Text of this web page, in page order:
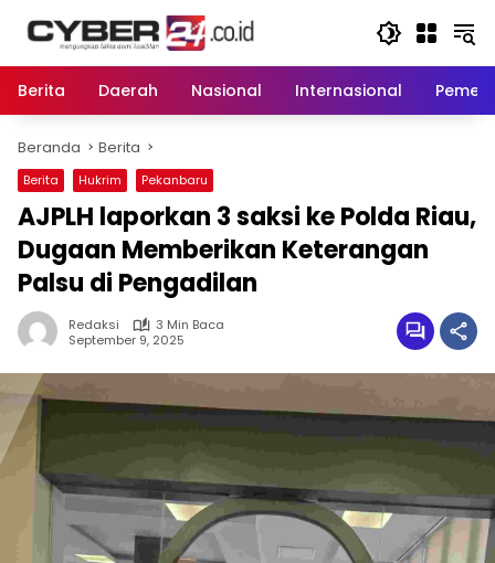
Berita
Daerah Nasional Internasional
Beranda Berita
Berita Hukrim Pekanbaru
AJPLH laporkan 3 saksi ke Polda Riau,
Dugaan Memberikan Keterangan
Palsu di Pengadilan
Redaksi
3 Min Baca
September 9, 2025